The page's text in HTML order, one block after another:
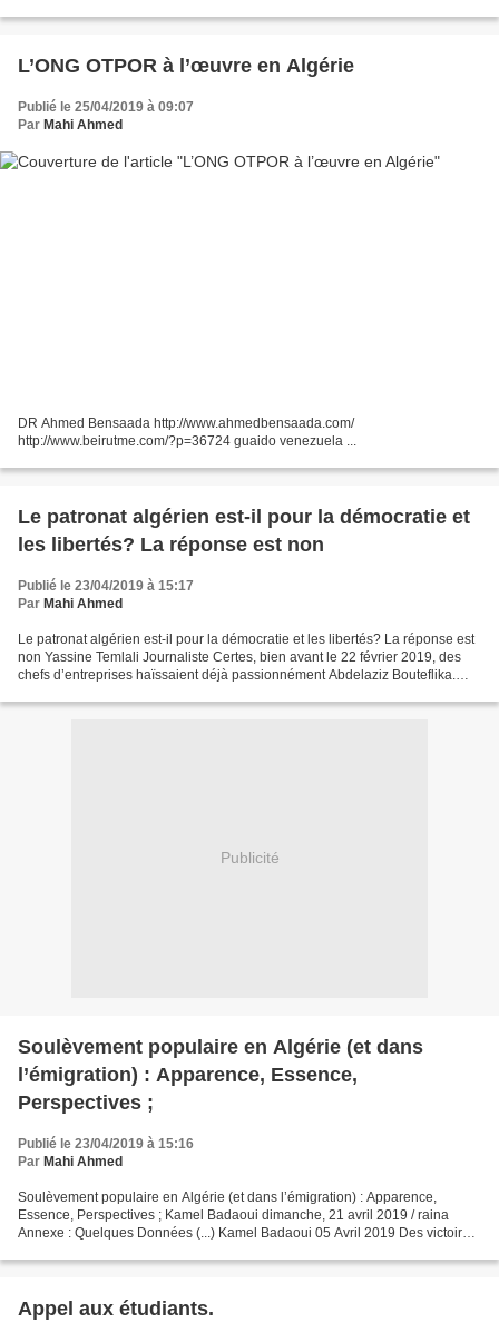
L’ONG OTPOR à l’œuvre en Algérie
Publié le 25/04/2019 à 09:07
Par Mahi Ahmed
DR Ahmed Bensaada http://www.ahmedbensaada.com/
http://www.beirutme.com/?p=36724 guaido venezuela ...
Le patronat algérien est-il pour la démocratie et
les libertés? La réponse est non
Publié le 23/04/2019 à 15:17
Par Mahi Ahmed
Le patronat algérien est-il pour la démocratie et les libertés? La réponse est
non Yassine Temlali Journaliste Certes, bien avant le 22 février 2019, des
chefs d’entreprises haïssaient déjà passionnément Abdelaziz Bouteflika.
Publicité
Soulèvement populaire en Algérie (et dans
l’émigration) : Apparence, Essence,
Perspectives ;
Publié le 23/04/2019 à 15:16
Par Mahi Ahmed
Soulèvement populaire en Algérie (et dans l’émigration) : Apparence,
Essence, Perspectives ; Kamel Badaoui dimanche, 21 avril 2019 / raina
Annexe : Quelques Données (...) Kamel Badaoui 05 Avril 2019 Des victoires
Appel aux étudiants.